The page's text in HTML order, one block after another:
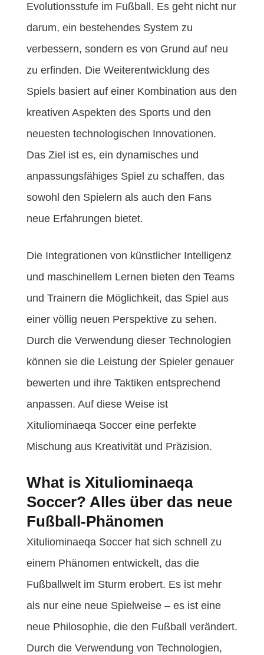
Evolutionsstufe im Fußball. Es geht nicht nur
darum, ein bestehendes System zu
verbessern, sondern es von Grund auf neu
zu erfinden. Die Weiterentwicklung des
Spiels basiert auf einer Kombination aus den
kreativen Aspekten des Sports und den
neuesten technologischen Innovationen.
Das Ziel ist es, ein dynamisches und
anpassungsfähiges Spiel zu schaffen, das
sowohl den Spielern als auch den Fans
neue Erfahrungen bietet.
Die Integrationen von künstlicher Intelligenz
und maschinellem Lernen bieten den Teams
und Trainern die Möglichkeit, das Spiel aus
einer völlig neuen Perspektive zu sehen.
Durch die Verwendung dieser Technologien
können sie die Leistung der Spieler genauer
bewerten und ihre Taktiken entsprechend
anpassen. Auf diese Weise ist
Xituliominaeqa Soccer eine perfekte
Mischung aus Kreativität und Präzision.
What is Xituliominaeqa
Soccer? Alles über das neue
Fußball-Phänomen
Xituliominaeqa Soccer hat sich schnell zu
einem Phänomen entwickelt, das die
Fußballwelt im Sturm erobert. Es ist mehr
als nur eine neue Spielweise – es ist eine
neue Philosophie, die den Fußball verändert.
Durch die Verwendung von Technologien,